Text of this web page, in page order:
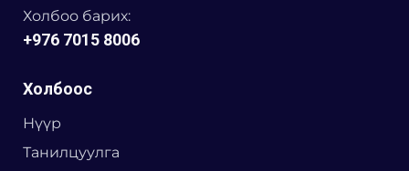
Холбоо барих:
+976 7015 8006
Холбоос
Нүүр
Танилцуулга